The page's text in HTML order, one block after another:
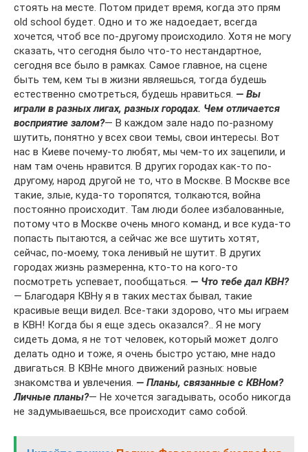
стоять на месте. Потом придет время, когда это прям
old school будет. Одно и то же надоедает, всегда
хочется, чтоб все по-другому происходило. Хотя не могу
сказать, что сегодня было что-то нестандартное,
сегодня все было в рамках. Самое главное, на сцене
быть тем, кем ты в жизни являешься, тогда будешь
естественно смотреться, будешь нравиться. — Вы
играли в разных лигах, разных городах. Чем отличается
восприятие залом?— В каждом зале надо по-разному
шутить, понятно у всех свои темы, свои интересы. Вот
нас в Киеве почему-то любят, мы чем-то их зацепили, и
нам там очень нравится. В других городах как-то по-
другому, народ другой не то, что в Москве. В Москве все
такие, злые, куда-то торопятся, толкаются, война
постоянно происходит. Там люди более избалованные,
потому что в Москве очень много команд, и все куда-то
попасть пытаются, а сейчас же все шутить хотят,
сейчас, по-моему, тока ленивый не шутит. В других
городах жизнь размеренна, кто-то на кого-то
посмотреть успевает, пообщаться. — Что тебе дал КВН?
— Благодаря КВНу я в таких местах бывал, такие
красивые вещи видел. Все-таки здорово, что мы играем
в КВН! Когда бы я еще здесь оказался?.. Я не могу
сидеть дома, я не тот человек, который может долго
делать одно и тоже, я очень быстро устаю, мне надо
двигаться. В КВНе много движений разных: новые
знакомства и увлечения. — Планы, связанные с КВНом?
Личные планы?— Не хочется загадывать, особо никогда
не задумываешься, все происходит само собой.